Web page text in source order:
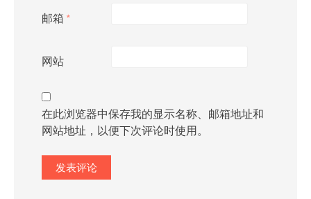
邮箱 *
网站
在此浏览器中保存我的显示名称、邮箱地址和
网站地址，以便下次评论时使用。